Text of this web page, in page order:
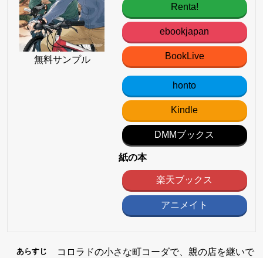
無料サンプル
Renta!
ebookjapan
BookLive
honto
Kindle
DMMブックス
紙の本
楽天ブックス
アニメイト
あらすじ
コロラドの小さな町コーダで、親の店を継いで